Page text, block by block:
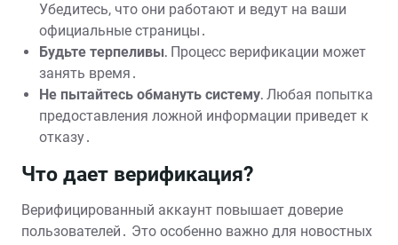
Убедитесь, что они работают и ведут на ваши
официальные страницы․
Будьте терпеливы․ Процесс верификации может
занять время․
Не пытайтесь обмануть систему․ Любая попытка
предоставления ложной информации приведет к
отказу․
Что дает верификация?
Верифицированный аккаунт повышает доверие
пользователей․ Это особенно важно для новостных